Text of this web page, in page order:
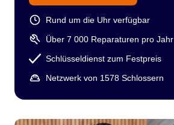
Rund um die Uhr verfügbar
Über 7 000 Reparaturen pro Jahr
Schlüsseldienst zum Festpreis
Netzwerk von 1578 Schlossern